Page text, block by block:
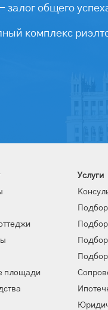
общего
комплекс
площади
Услуги